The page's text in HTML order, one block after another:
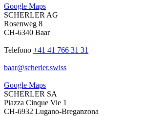
Google Maps
SCHERLER AG
Rosenweg 8
CH-6340 Baar
Telefono +41 41 766 31 31
baar@scherler.swiss
Google Maps
SCHERLER SA
Piazza Cinque Vie 1
CH-6932 Lugano-Breganzona